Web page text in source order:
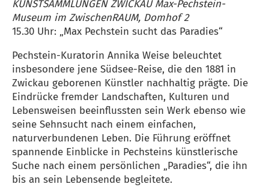
KUNSTSAMMLUNGEN ZWICKAU Max-Pechstein-
Museum im ZwischenRAUM, Domhof 2
15.30 Uhr: „Max Pechstein sucht das Paradies“
Pechstein-Kuratorin Annika Weise beleuchtet
insbesondere jene Südsee-Reise, die den 1881 in
Zwickau geborenen Künstler nachhaltig prägte. Die
Eindrücke fremder Landschaften, Kulturen und
Lebensweisen beeinflussten sein Werk ebenso wie
seine Sehnsucht nach einem einfachen,
naturverbundenen Leben. Die Führung eröffnet
spannende Einblicke in Pechsteins künstlerische
Suche nach einem persönlichen „Paradies“, die ihn
bis an sein Lebensende begleitete.